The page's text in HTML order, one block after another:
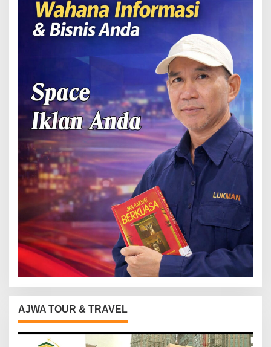
AJWA TOUR & TRAVEL